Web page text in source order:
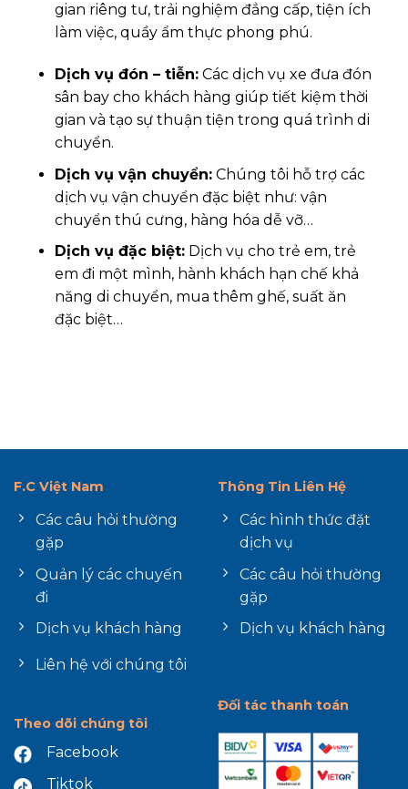
gian riêng tư, trải nghiệm đẳng cấp, tiện ích
làm việc, quầy ẩm thực phong phú.
Dịch vụ đón – tiễn:Các dịch vụ xe đưa đón
sân bay cho khách hàng giúp tiết kiệm thời
gian và tạo sự thuận tiện trong quá trình di
chuyển.
Dịch vụ vận chuyển:Chúng tôi hỗ trợ các
dịch vụ vận chuyển đặc biệt như: vận
chuyển thú cưng, hàng hóa dễ vỡ…
Dịch vụ đặc biệt:Dịch vụ cho trẻ em, trẻ
em đi một mình, hành khách hạn chế khả
năng di chuyển, mua thêm ghế, suất ăn
đặc biệt…
F.C Việt Nam
Các câu hỏi thường
gặp
Quản lý các chuyến
đi
Dịch vụ khách hàng
Liên hệ với chúng tôi
Thông Tin Liên Hệ
Các hình thức đặt
dịch vụ
Các câu hỏi thường
gặp
Dịch vụ khách hàng
Theo dõi chúng tôi
Facebook
Tiktok
Đối tác thanh toán